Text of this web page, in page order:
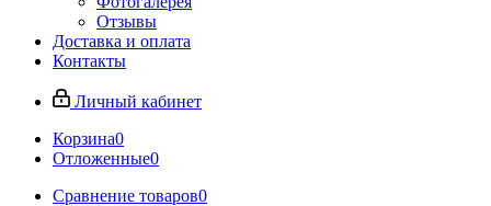
Отзывы
Доставка и оплата
Контакты
Личный кабинет
Корзина0
Отложенные0
Сравнение товаров0